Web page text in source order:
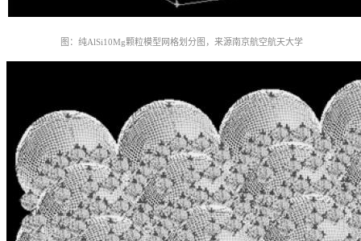
图：纯AlSi10Mg颗粒模型网格划分图， 来源南京航空航天大学